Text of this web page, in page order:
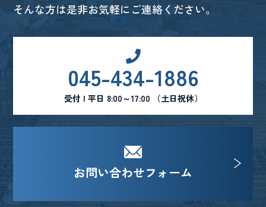
そんな方は是非お気軽にご連絡ください。
045-434-1886
受付 | 平日 8:00～17:00 （土日祝休）
お問い合わせフォーム